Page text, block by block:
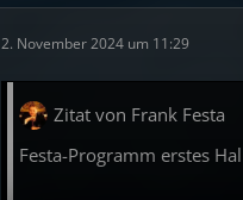
2. November 2024 um 11:29
Zitat von Frank Festa
Festa-Programm erstes